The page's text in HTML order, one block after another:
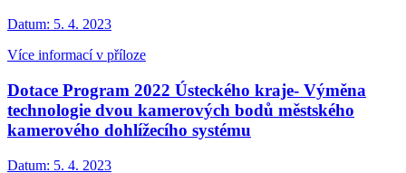
Datum: 5. 4. 2023
Více informací v příloze
Dotace Program 2022 Ústeckého kraje- Výměna
technologie dvou kamerových bodů městského
kamerového dohlížecího systému
Datum: 5. 4. 2023